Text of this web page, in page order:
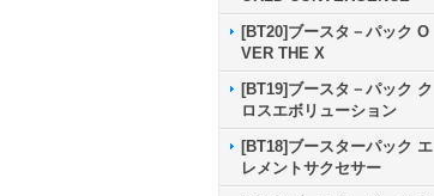
[BT20]ブースタ－パック O
VER THE X
[BT19]ブースタ－パック ク
ロスエボリューション
[BT18]ブースターパック エ
レメントサクセサー